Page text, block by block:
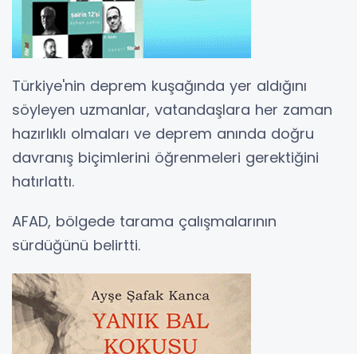
Türkiye'nin deprem kuşağında yer aldığını
söyleyen uzmanlar, vatandaşlara her zaman
hazırlıklı olmaları ve deprem anında doğru
davranış biçimlerini öğrenmeleri gerektiğini
hatırlattı.
AFAD, bölgede tarama çalışmalarının
sürdüğünü belirtti.